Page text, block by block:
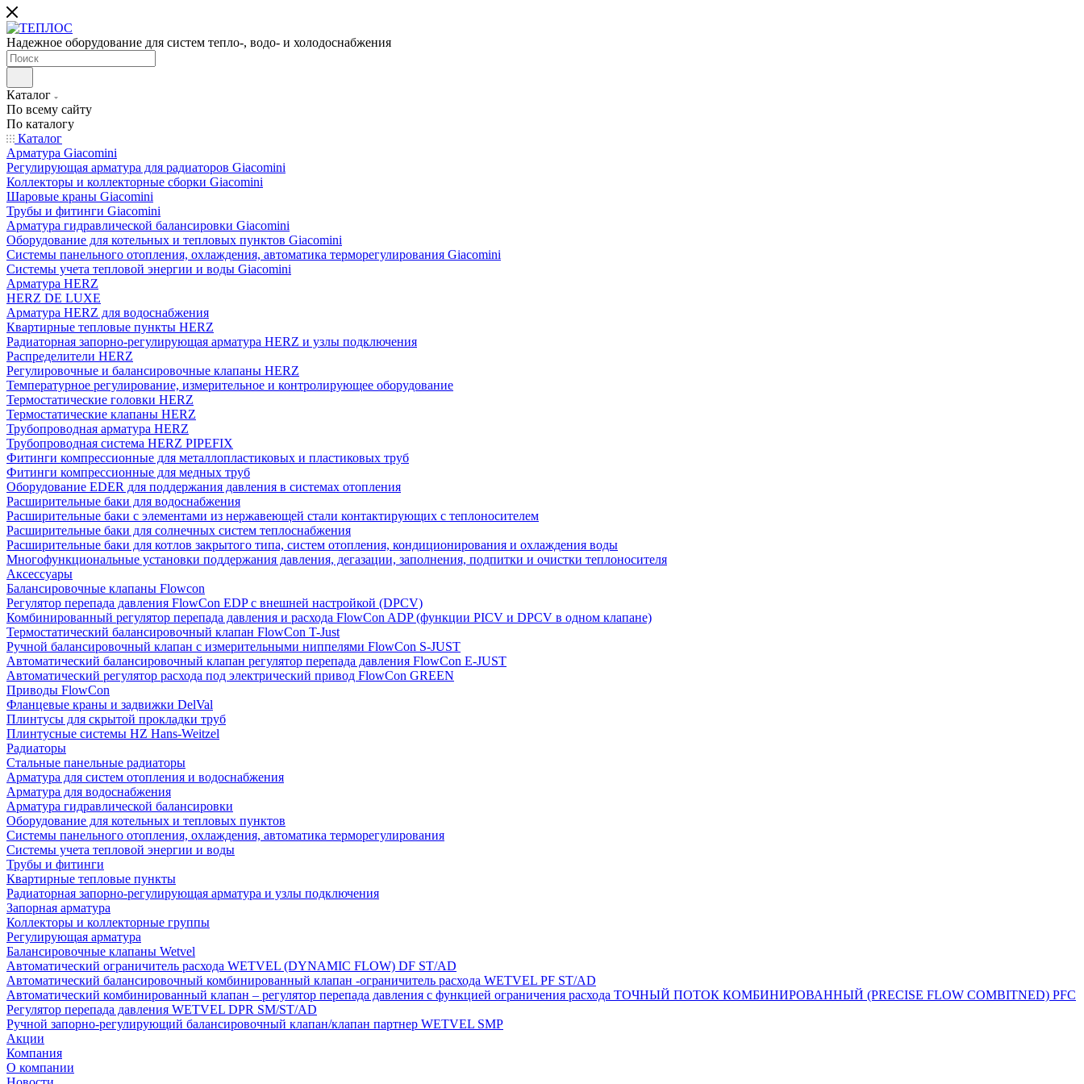
Надежное оборудование для систем тепло-, водо- и холодоснабжения
Каталог
По всему сайту
По каталогу
Каталог
Арматура Giacomini
Регулирующая арматура для радиаторов Giacomini
Коллекторы и коллекторные сборки Giacomini
Шаровые краны Giacomini
Трубы и фитинги Giacomini
Арматура гидравлической балансировки Giacomini
Оборудование для котельных и тепловых пунктов Giacomini
Системы панельного отопления, охлаждения, автоматика терморегулирования Giacomini
Системы учета тепловой энергии и воды Giacomini
Арматура HERZ
HERZ DE LUXE
Арматура HERZ для водоснабжения
Квартирные тепловые пункты HERZ
Радиаторная запорно-регулирующая арматура HERZ и узлы подключения
Распределители HERZ
Регулировочные и балансировочные клапаны HERZ
Температурное регулирование, измерительное и контролирующее оборудование
Термостатические головки HERZ
Термостатические клапаны HERZ
Трубопроводная арматура HERZ
Трубопроводная система HERZ PIPEFIX
Фитинги компрессионные для металлопластиковых и пластиковых труб
Фитинги компрессионные для медных труб
Оборудование EDER для поддержания давления в системах отопления
Расширительные баки для водоснабжения
Расширительные баки с элементами из нержавеющей стали контактирующих с теплоносителем
Расширительные баки для солнечных систем теплоснабжения
Расширительные баки для котлов закрытого типа, систем отопления, кондиционирования и охлаждения воды
Многофункциональные установки поддержания давления, дегазации, заполнения, подпитки и очистки теплоносителя
Аксессуары
Балансировочные клапаны Flowcon
Регулятор перепада давления FlowСon EDP с внешней настройкой (DPCV)
Комбинированный регулятор перепада давления и расхода FlowСon ADP (функции PICV и DPCV в одном клапане)
Термостатический балансировочный клапан FlowСon T-Just
Ручной балансировочный клапан с измерительными ниппелями FlowСon S-JUST
Автоматический балансировочный клапан регулятор перепада давления FlowСon E-JUST
Автоматический регулятор расхода под электрический привод FlowСon GREEN
Приводы FlowCon
Фланцевые краны и задвижки DelVal
Плинтусы для скрытой прокладки труб
Плинтусные системы HZ Hans-Weitzel
Радиаторы
Стальные панельные радиаторы
Арматура для систем отопления и водоснабжения
Арматура для водоснабжения
Арматура гидравлической балансировки
Оборудование для котельных и тепловых пунктов
Системы панельного отопления, охлаждения, автоматика терморегулирования
Системы учета тепловой энергии и воды
Трубы и фитинги
Квартирные тепловые пункты
Радиаторная запорно-регулирующая арматура и узлы подключения
Запорная арматура
Коллекторы и коллекторные группы
Регулирующая арматура
Балансировочные клапаны Wetvel
Автоматический ограничитель расхода WETVEL (DYNAMIC FLOW) DF ST/AD
Автоматический балансировочный комбинированный клапан -ограничитель расхода WETVEL PF ST/AD
Автоматический комбинированный клапан – регулятор перепада давления с функцией ограничения расхода ТОЧНЫЙ ПОТОК КОМБИНИРОВАННЫЙ (PRECISE FLOW COMBIТNED) PFC
Регулятор перепада давления WETVEL DPR SM/ST/AD
Ручной запорно-регулирующий балансировочный клапан/клапан партнер WETVEL SMP
Акции
Компания
О компании